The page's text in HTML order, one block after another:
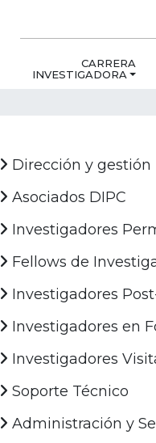
CARRERA
INVESTIGADORA
Dirección y gestión
Asociados DIPC
Investigadores
Fellows de
Investigadores
Investigadores en
Investigadores
Soporte Técnico
Administración y